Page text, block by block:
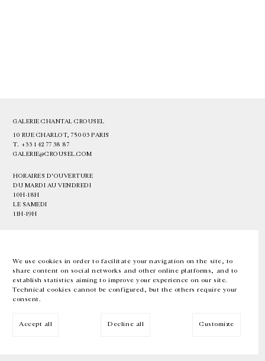
We use cookies in order to facilitate your navigation on the site, to
share content on social networks and other online platforms, and to
establish statistics aiming to improve your experience on our site.
Technical cookies cannot be configured, but the others require your
consent.
Accept all Decline all Customize
GALERIE CHANTAL CROUSEL
10 RUE CHARLOT, 75003 PARIS
T. +33 1 42 77 38 87
GALERIE@CROUSEL.COM
HORAIRES D'OUVERTURE
DU MARDI AU VENDREDI
10H-18H
LE SAMEDI
11H-19H
EN FR 中文 Facebook Instagram
Inscrivez-vous à notre newsletter